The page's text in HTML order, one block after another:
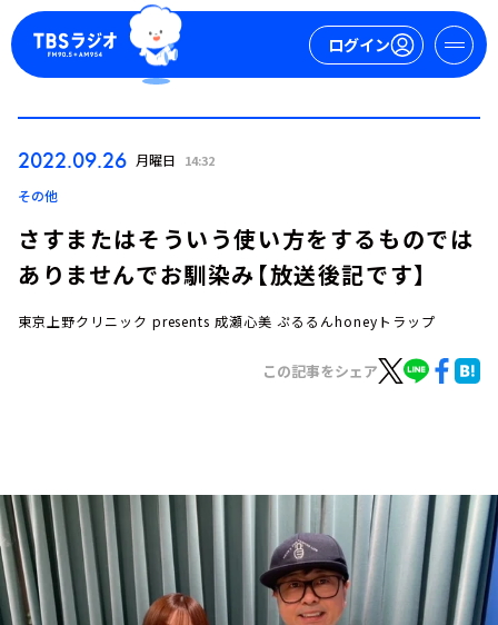
ログイン
お知らせ
イベント・グッズ
YouTube
会社情報
2022.09.26 月曜日 14:32
その他
さすまたはそういう使い方をするものでは
ありませんでお馴染み【放送後記です】
東京上野クリニック presents 成瀬心美 ぷるるんhoneyトラップ
この記事をシェア